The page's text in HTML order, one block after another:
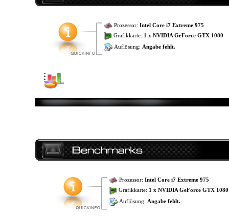
Prozessor: Intel Core i7 Extreme 975
Grafikkarte: 1 x NVIDIA GeForce GTX 1080
Auflösung: Angabe fehlt.
Prozessor: Intel Core i7 Extreme 975
Grafikkarte: 1 x NVIDIA GeForce GTX 1080
Auflösung: Angabe fehlt.